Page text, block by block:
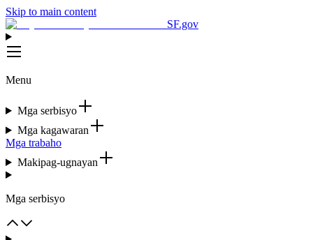
Skip to main content
SF.gov
Menu
Mga serbisyo
Mga kagawaran
Mga trabaho
Makipag-ugnayan
Mga serbisyo